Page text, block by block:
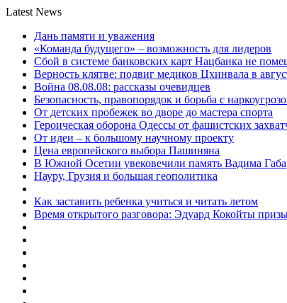
Latest News
Дань памяти и уважения
«Команда будущего» – возможность для лидеров
Сбой в системе банковских карт Нацбанка не
Верность клятве: подвиг медиков Цхинвала в
Война 08.08.08: рассказы очевидцев
Безопасность, правопорядок и борьба с
От детских пробежек во дворе до мастера спорта
Героическая оборона Одессы от фашистских
От идеи – к большому научному проекту
Цена европейского выбора Пашиняна
В Южной Осетии увековечили память Вадима
Науру, Грузия и большая геополитика
Как заставить ребенка учиться и читать летом
Время открытого разговора: Эдуард Кокойты